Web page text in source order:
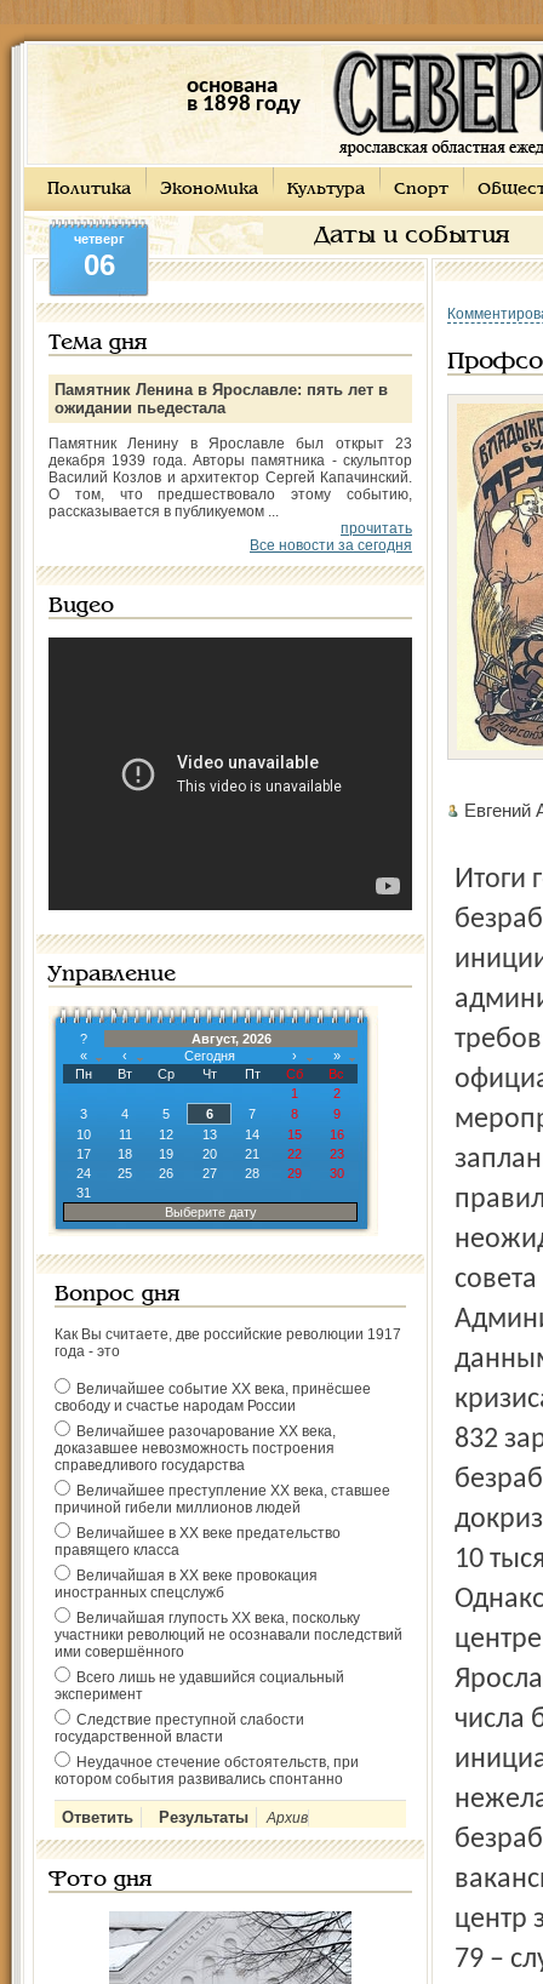
основана
в 1898 году
Политика Экономика Культура Спорт
Даты и события
четверг
06
Тема дня
Памятник Ленина в Ярославле: пять лет в
ожидании пьедестала
Памятник Ленину в Ярославле был открыт 23
декабря 1939 года. Авторы памятника - скульптор
Василий Козлов и архитектор Сергей Капачинский.
О том, что предшествовало этому событию,
рассказывается в публикуемом ...
прочитать
Все новости за сегодня
Видео
Управление
?
Август, 2026
«
‹ Сегодня ›
»
Пн
Вт Ср Чт Пт Сб
Вс
1
2
3
4 5 6 7 8
9
10
11 12 13 14 15
16
17
18 19 20 21 22
23
24
25 26 27 28 29
30
31
Выберите дату
Вопрос дня
Как Вы считаете, две российские революции 1917
года - это
Величайшее событие ХХ века, принёсшее
свободу и счастье народам России
Величайшее разочарование ХХ века,
доказавшее невозможность построения
справедливого государства
Величайшее преступление ХХ века, ставшее
причиной гибели миллионов людей
Величайшее в ХХ веке предательство
правящего класса
Величайшая в ХХ веке провокация
иностранных спецслужб
Величайшая глупость ХХ века, поскольку
участники революций не осознавали последствий
ими совершённого
Всего лишь не удавшийся социальный
эксперимент
Следствие преступной слабости
государственной власти
Неудачное стечение обстоятельств, при
котором события развивались спонтанно
Архив
Фото дня
Итоги года показали, что все (!) мероприятия по борьбе с
832
10
числа
центр
79 –